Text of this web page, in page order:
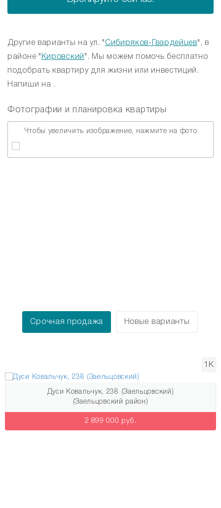
Другие варианты на ул. " Сибиряков-Гвардейцев", в
районе " Кировский ". Мы можем помочь бесплатно
подобрать квартиру для жизни или инвестиций.
Напиши на .
Фотографии и планировка квартиры
Чтобы увеличить изображение, нажмите на фото
Срочная продажа Новые варианты
Дуси Ковальчук, 238 (Заельцовский)
(Заельцовский район)
2 899 000 руб.
Узнай о новых квартирах первым!